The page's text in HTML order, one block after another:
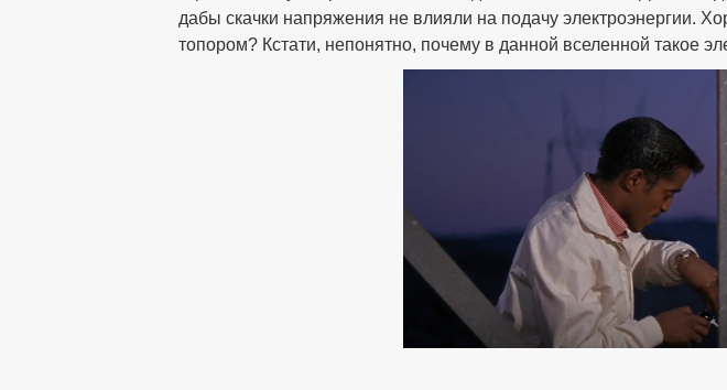
дабы скачки напряжения не влияли на подачу электроэнергии.
топором? Кстати, непонятно, почему в данной вселенной такое